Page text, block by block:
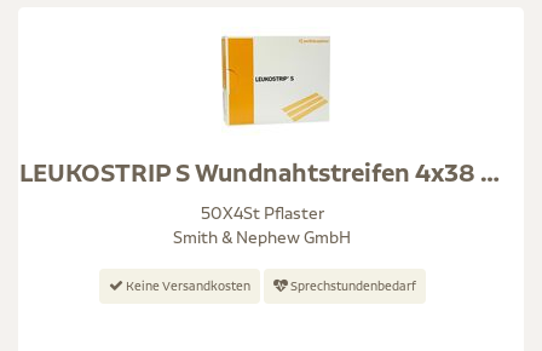
LEUKOSTRIP S Wundnahtstreifen 4x38 mm
50X4St Pflaster
Smith & Nephew GmbH
Keine Versandkosten Sprechstundenbedarf